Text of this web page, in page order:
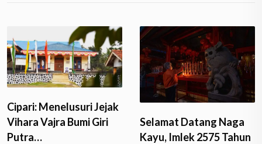
Cipari: Menelusuri Jejak
Vihara Vajra Bumi Giri
Putra…
Selamat Datang Naga
Kayu, Imlek 2575 Tahun